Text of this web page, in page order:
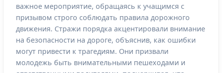
важное мероприятие, обращаясь к учащимся с
призывом строго соблюдать правила дорожного
движения. Стражи порядка акцентировали внимание
на безопасности на дороге, объяснив, как ошибки
могут привести к трагедиям. Они призвали
молодежь быть внимательными пешеходами и